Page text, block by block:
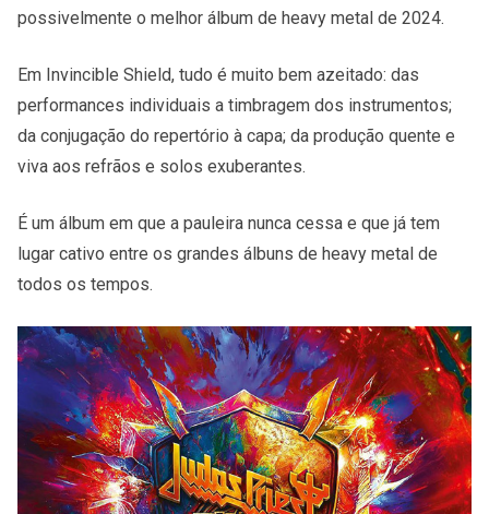
possivelmente o melhor álbum de heavy metal de 2024.
Em Invincible Shield, tudo é muito bem azeitado: das
performances individuais a timbragem dos instrumentos;
da conjugação do repertório à capa; da produção quente e
viva aos refrãos e solos exuberantes.
É um álbum em que a pauleira nunca cessa e que já tem
lugar cativo entre os grandes álbuns de heavy metal de
todos os tempos.